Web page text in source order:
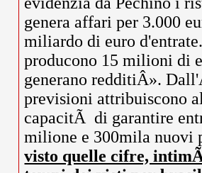
genera affari per 3.000
miliardo di euro
producono 15 milioni di
generano redditiÂ».
previsioni attribuiscono
capacitÃ di garantire
milione e 300mila nuovi
visto quelle cifre,